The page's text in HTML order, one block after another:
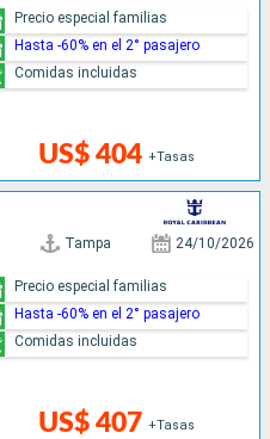
US$ 404 +Tasas
Precio especial familias
Hasta -60% en el 2° pasajero
Comidas incluidas
Tampa 24/10/2026
US$ 407 +Tasas
Precio especial familias
Hasta -60% en el 2° pasajero
Comidas incluidas